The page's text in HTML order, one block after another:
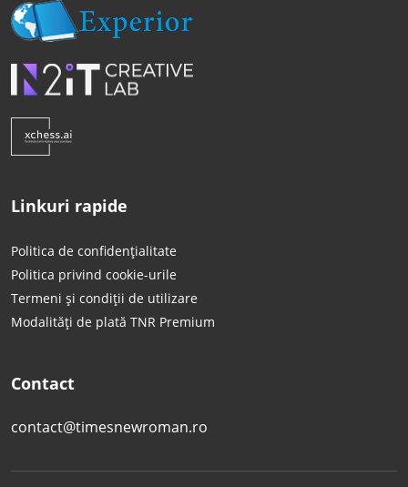
Linkuri rapide
Politica de confidențialitate
Politica privind cookie-urile
Termeni și condiții de utilizare
Modalități de plată TNR Premium
Contact
contact@timesnewroman.ro